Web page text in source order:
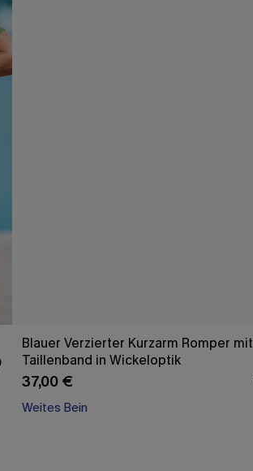
Blauer Verzierter Kurzarm Romper mit
Taillenband in Wickeloptik
37,00 €
Weites Bein